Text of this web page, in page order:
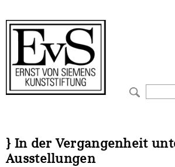
} In der Vergangenheit
Ausstellungen
Förderphilosophie
Gremien
Presse und Neuigkeiten
Kunstwerke
Restaurierungen
Werkverzeichnisse
Ankauf
Restaurierungen
Werkverzeichnisse